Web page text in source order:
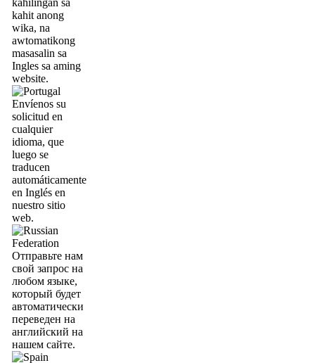
kahilingan sa
kahit anong
wika, na
awtomatikong
masasalin sa
Ingles sa aming
website.
Envíenos su
solicitud en
cualquier
idioma, que
luego se
traducen
automáticamente
en Inglés en
nuestro sitio
web.
Отправьте нам
свой запрос на
любом языке,
который будет
автоматически
переведен на
английский на
нашем сайте.